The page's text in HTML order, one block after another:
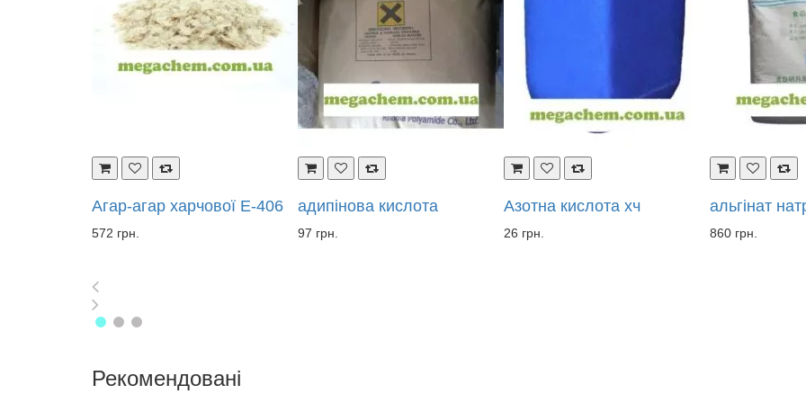
адипінова кислота
97 грн.
Азотна кислота хч
26 грн.
альгінат натрію
860 грн.
Амоній
410 грн.
Рекомендовані